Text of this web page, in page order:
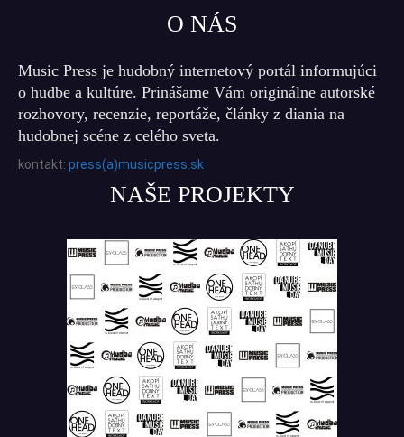
O NÁS
Music Press je hudobný internetový portál informujúci
o hudbe a kultúre. Prinášame Vám originálne autorské
rozhovory, recenzie, reportáže, články z diania na
hudobnej scéne z celého sveta.
kontakt: press(a)musicpress.sk
NAŠE PROJEKTY